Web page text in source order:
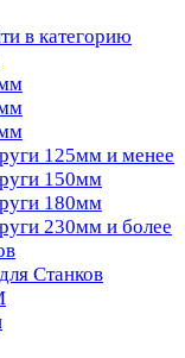
в категорию
125мм и менее
150мм
180мм
230мм и более
Станков